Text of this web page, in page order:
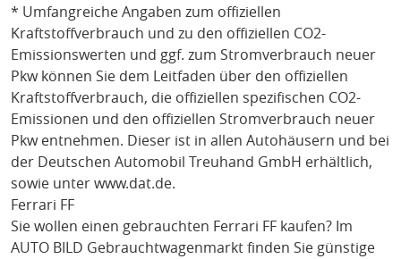
* Umfangreiche Angaben zum offiziellen
Kraftstoffverbrauch und zu den offiziellen CO2-
Emissionswerten und ggf. zum Stromverbrauch neuer
Pkw können Sie dem Leitfaden über den offiziellen
Kraftstoffverbrauch, die offiziellen spezifischen CO2-
Emissionen und den offiziellen Stromverbrauch neuer
Pkw entnehmen. Dieser ist in allen Autohäusern und bei
der Deutschen Automobil Treuhand GmbH erhältlich,
sowie unter www.dat.de.
Ferrari FF
Sie wollen einen gebrauchten Ferrari FF kaufen? Im
AUTO BILD Gebrauchtwagenmarkt finden Sie günstige